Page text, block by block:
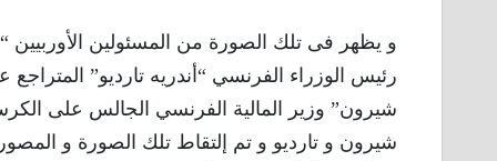
و يظهر فى تلك الصورة من المسئولين
رئيس الوزراء الفرنسي “أندريه تارديو” المتراجع
شيرون” وزير المالية الفرنسي الجالس على
شيرون و تارديو و تم إلتقاط تلك الصورة و